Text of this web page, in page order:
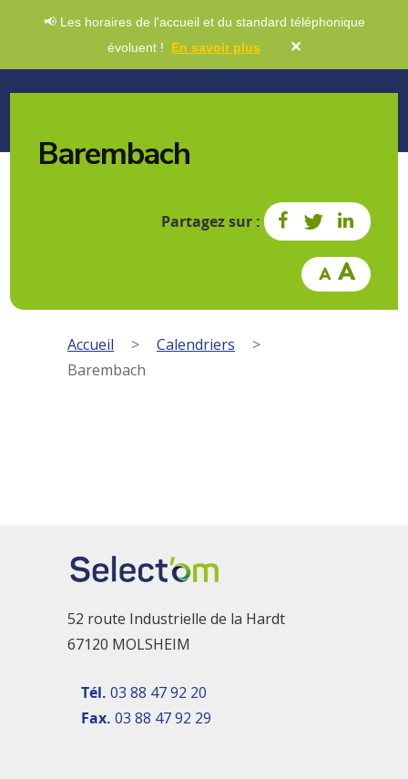
📢 Les horaires de l'accueil et du standard téléphonique
évoluent ! En savoir plus ✕
Barembach
Partagez sur :
Accueil > Calendriers
>
Barembach
52 route Industrielle de la Hardt
67120 MOLSHEIM
Tél. 03 88 47 92 20
Fax. 03 88 47 92 29